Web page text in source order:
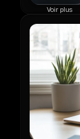
Voir plus